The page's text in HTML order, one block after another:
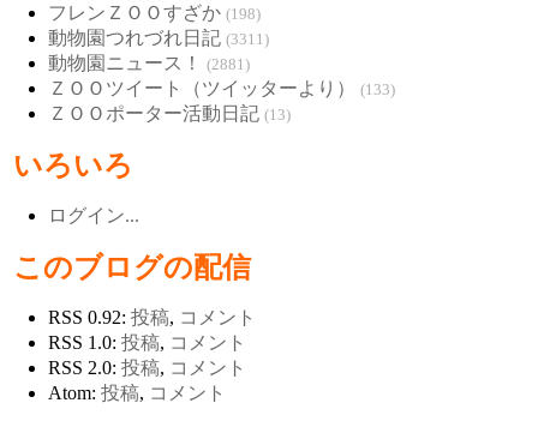
フレンＺＯＯすざか (198)
動物園つれづれ日記 (3311)
動物園ニュース！ (2881)
ＺＯＯツイート（ツイッターより） (133)
ＺＯＯポーター活動日記 (13)
いろいろ
ログイン...
このブログの配信
RSS 0.92: 投稿, コメント
RSS 1.0: 投稿, コメント
RSS 2.0: 投稿, コメント
Atom: 投稿, コメント